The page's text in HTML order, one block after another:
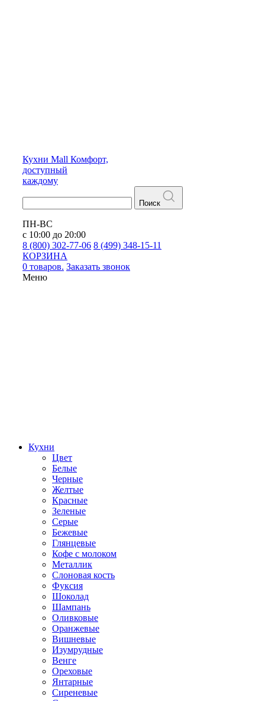
Кухни Mall Комфорт,
доступный
каждому
Поиск
ПН-ВС
с 10:00 до 20:00
8 (800) 302-77-06 8 (499) 348-15-11
КОРЗИНА
0 товаров. Заказать звонок
Меню
Кухни
Цвет
Белые
Черные
Желтые
Красные
Зеленые
Серые
Бежевые
Глянцевые
Кофе с молоком
Металлик
Слоновая кость
Фуксия
Шоколад
Шампань
Оливковые
Оранжевые
Вишневые
Изумрудные
Венге
Ореховые
Янтарные
Сиреневые